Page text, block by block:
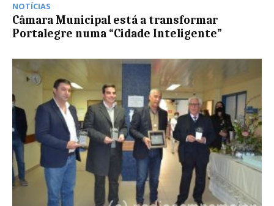
NOTÍCIAS
Câmara Municipal está a transformar
Portalegre numa “Cidade Inteligente”